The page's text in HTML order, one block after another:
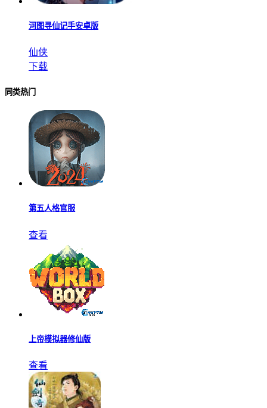
河图寻仙记手安卓版
仙侠
下载
同类热门
第五人格官服
查看
上帝模拟器修仙版
查看